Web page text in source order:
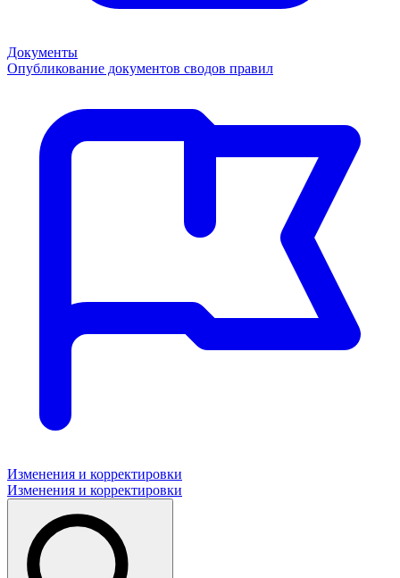
Документы
Опубликование документов сводов правил
Изменения и корректировки
Изменения и корректировки